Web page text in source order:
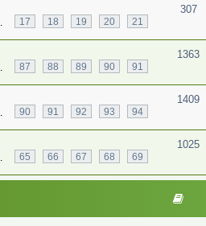
17 18 19 20 21
307
87 88 89 90 91
1363
90 91 92 93 94
1409
65 66 67 68 69
1025